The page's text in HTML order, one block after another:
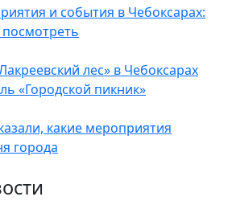
и события в Чебоксарах:
посмотреть
лес» в Чебоксарах
«Городской пикник»
какие мероприятия
города